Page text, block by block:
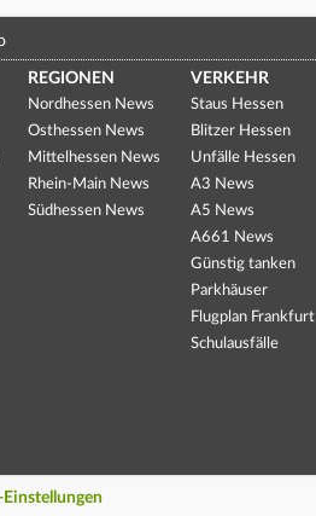
REGIONEN
Nordhessen News
Osthessen News
Mittelhessen News
Rhein-Main News
Südhessen News
VERKEHR
Staus Hessen
Blitzer Hessen
Unfälle Hessen
A3 News
A5 News
A661 News
Günstig tanken
Parkhäuser
Flugplan Frankfurt
Schulausfälle